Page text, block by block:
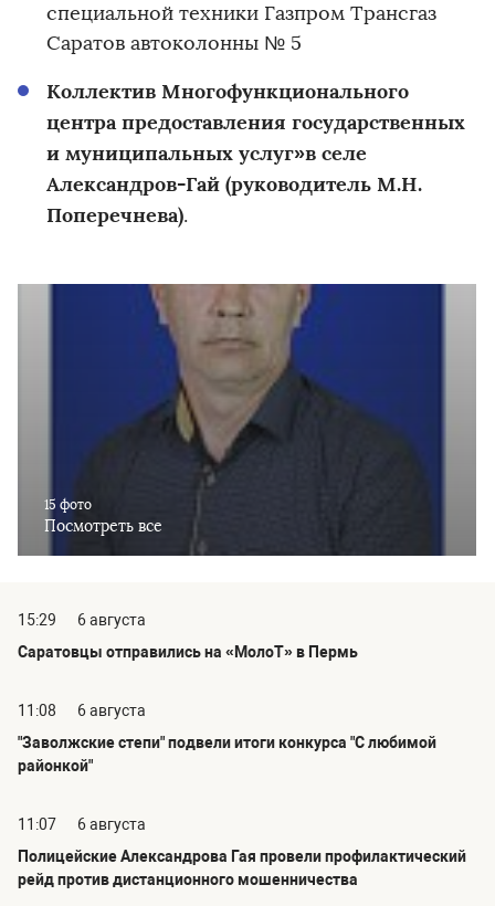
специальной техники Газпром Трансгаз
Саратов автоколонны № 5
Коллектив Многофункционального
центра предоставления государственных
и муниципальных услуг»в селе
Александров-Гай (руководитель М.Н.
Поперечнева).
15 фото
Посмотреть все
15:29
6 августа
Саратовцы отправились на «МолоТ» в Пермь
11:08
6 августа
"Заволжские степи" подвели итоги конкурса "С любимой
районкой"
11:07
6 августа
Полицейские Александрова Гая провели профилактический
рейд против дистанционного мошенничества